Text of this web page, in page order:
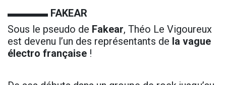
▬▬▬▬ FAKEAR
Sous le pseudo de Fakear, Théo Le Vigoureux
est devenu l’un des représentants de la vague
électro française !